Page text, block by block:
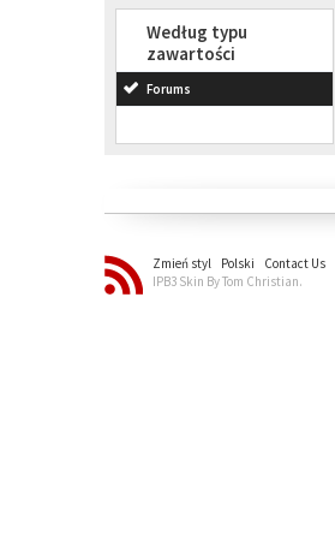
Według typu
zawartości
Forums
Zmień styl Polski Contact Us
IPB3 Skin By Tom Christian.